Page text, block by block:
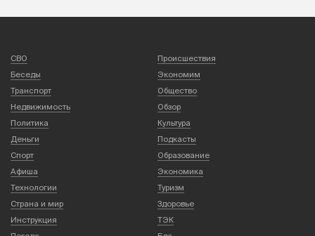
СВО
Происшествия
Беседы
Экономим
Транспорт
Общество
Недвижимость
Обзор
Политика
Культура
Деньги
Подкасты
Спорт
Образование
Афиша
Экономика
Технологии
Туризм
Страна и мир
Здоровье
Инструкция
ТЭК